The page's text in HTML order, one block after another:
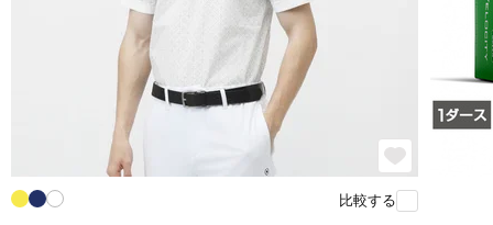
比較する